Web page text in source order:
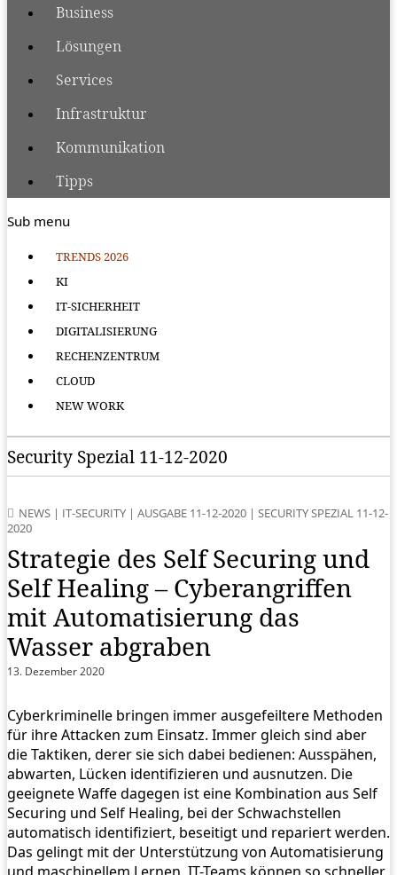
Business
Lösungen
Services
Infrastruktur
Kommunikation
Tipps
Sub menu
TRENDS 2026
KI
IT-SICHERHEIT
DIGITALISIERUNG
RECHENZENTRUM
CLOUD
NEW WORK
Security Spezial 11-12-2020
NEWS | IT-SECURITY | AUSGABE 11-12-2020 | SECURITY SPEZIAL 11-12-
2020
Strategie des Self Securing und
Self Healing – Cyberangriffen
mit Automatisierung das
Wasser abgraben
13. Dezember 2020
Cyberkriminelle bringen immer ausgefeiltere Methoden
für ihre Attacken zum Einsatz. Immer gleich sind aber
die Taktiken, derer sie sich dabei bedienen: Ausspähen,
abwarten, Lücken identifizieren und ausnutzen. Die
geeignete Waffe dagegen ist eine Kombination aus Self
Securing und Self Healing, bei der Schwachstellen
automatisch identifiziert, beseitigt und repariert werden.
Das gelingt mit der Unterstützung von Automatisierung